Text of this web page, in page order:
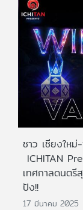
ชาว เชียงให
ICHITAN
เทศกาลดนต
ปัง!!
17 มีนาคม 2025